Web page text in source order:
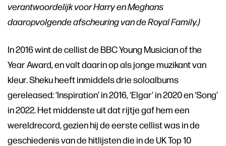
verantwoordelijk voor Harry en Meghans
daaropvolgende afscheuring van de Royal Family.)
In 2016 wint de cellist de BBC Young Musician of the
Year Award, en valt daarin op als jonge muzikant van
kleur. Sheku heeft inmiddels drie soloalbums
gereleased: ‘Inspiration’ in 2016, ‘Elgar’ in 2020 en ‘Song’
in 2022. Het middenste uit dat rijtje gaf hem een
wereldrecord, gezien hij de eerste cellist was in de
geschiedenis van de hitlijsten die in de UK Top 10